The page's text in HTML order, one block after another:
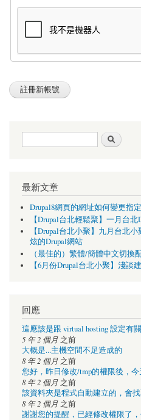
搜尋表單
最新文章
Drupal8網頁的網址如何變更指
【Drupal台北輕鬆聚】一月台北
【Drupal台北小聚】九月台北
炫的Drupal網站
（最佳的）繁體/簡體中文切換
【6月份Drupal台北小聚】淺談
回應
這應該是跟 virtual hosting 設定有關
5 年 2 個月 之前
大概是...主機空間不足造成的
8 年 2 個月 之前
您好，昨日修改/tmp的權限後，
8 年 2 個月 之前
該資料夾是程式自動建立的，會
8 年 2 個月 之前
謝謝您的提醒，已經修改權限了